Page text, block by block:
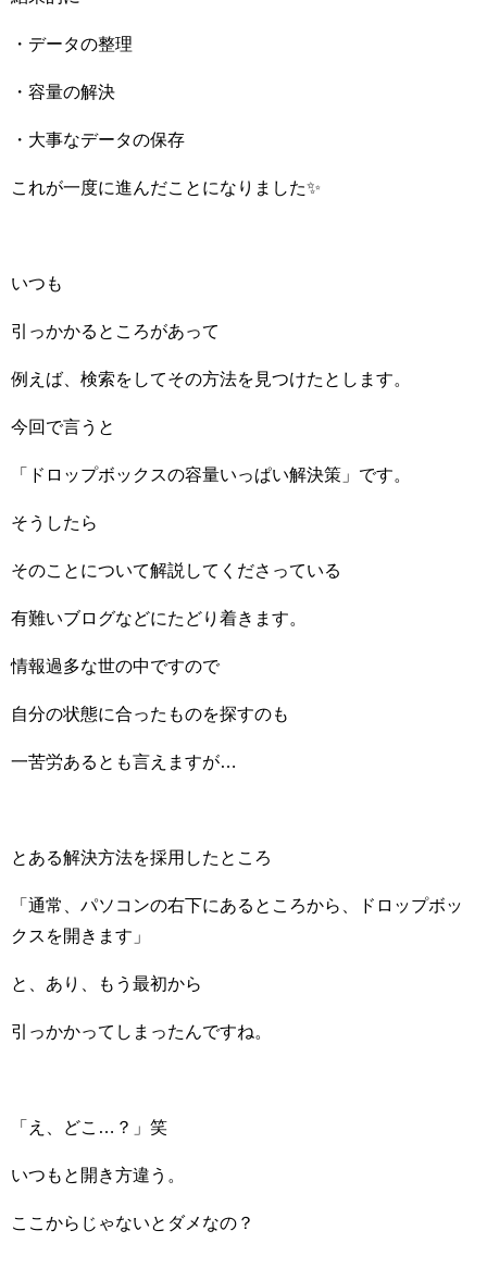
・データの整理
・容量の解決
・大事なデータの保存
これが一度に進んだことになりました✨
いつも
引っかかるところがあって
例えば、検索をしてその方法を見つけたとします。
今回で言うと
「ドロップボックスの容量いっぱい解決策」です。
そうしたら
そのことについて解説してくださっている
有難いブログなどにたどり着きます。
情報過多な世の中ですので
自分の状態に合ったものを探すのも
一苦労あるとも言えますが…
とある解決方法を採用したところ
「通常、パソコンの右下にあるところから、ドロップボッ
クスを開きます」
と、あり、もう最初から
引っかかってしまったんですね。
「え、どこ…？」笑
いつもと開き方違う。
ここからじゃないとダメなの？